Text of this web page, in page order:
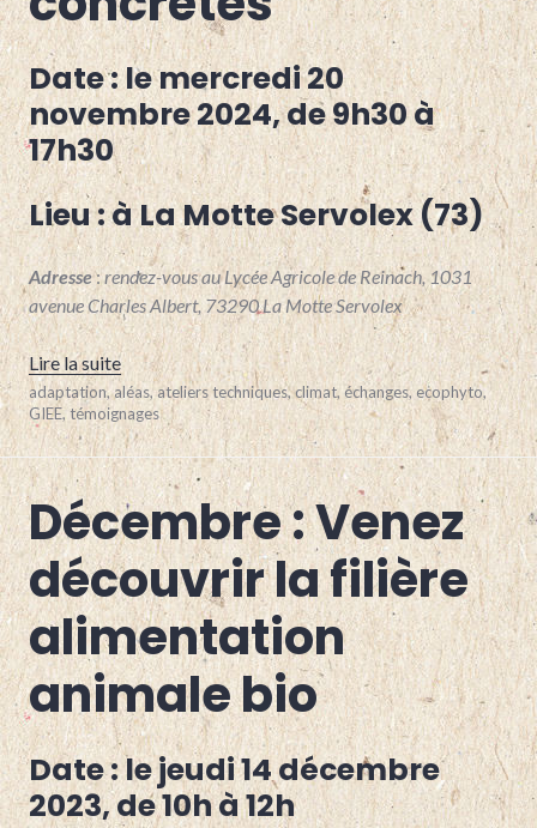
Date :le mercredi 20
novembre 2024, de 9h30 à
17h30
Lieu :à La Motte Servolex (73)
Adresse:rendez-vous au Lycée Agricole de Reinach, 1031
avenue Charles Albert, 73290 La Motte Servolex
Lire la suite« Novembre : « Agriculture biologique face au
19
février
2024
adaptation,aléas,ateliers techniques,climat, échanges, ecophyto,
GIEE, témoignages
BOVINS
LAIT,
BOVINS
VIANDE,
CANTAL,
OVINS,
POLYÉLEVAGE,
PORCS,
VOLAILLES
Décembre : Venez
découvrir la filière
alimentation
animale bio
Date : le jeudi 14 décembre
2023, de 10h à 12h